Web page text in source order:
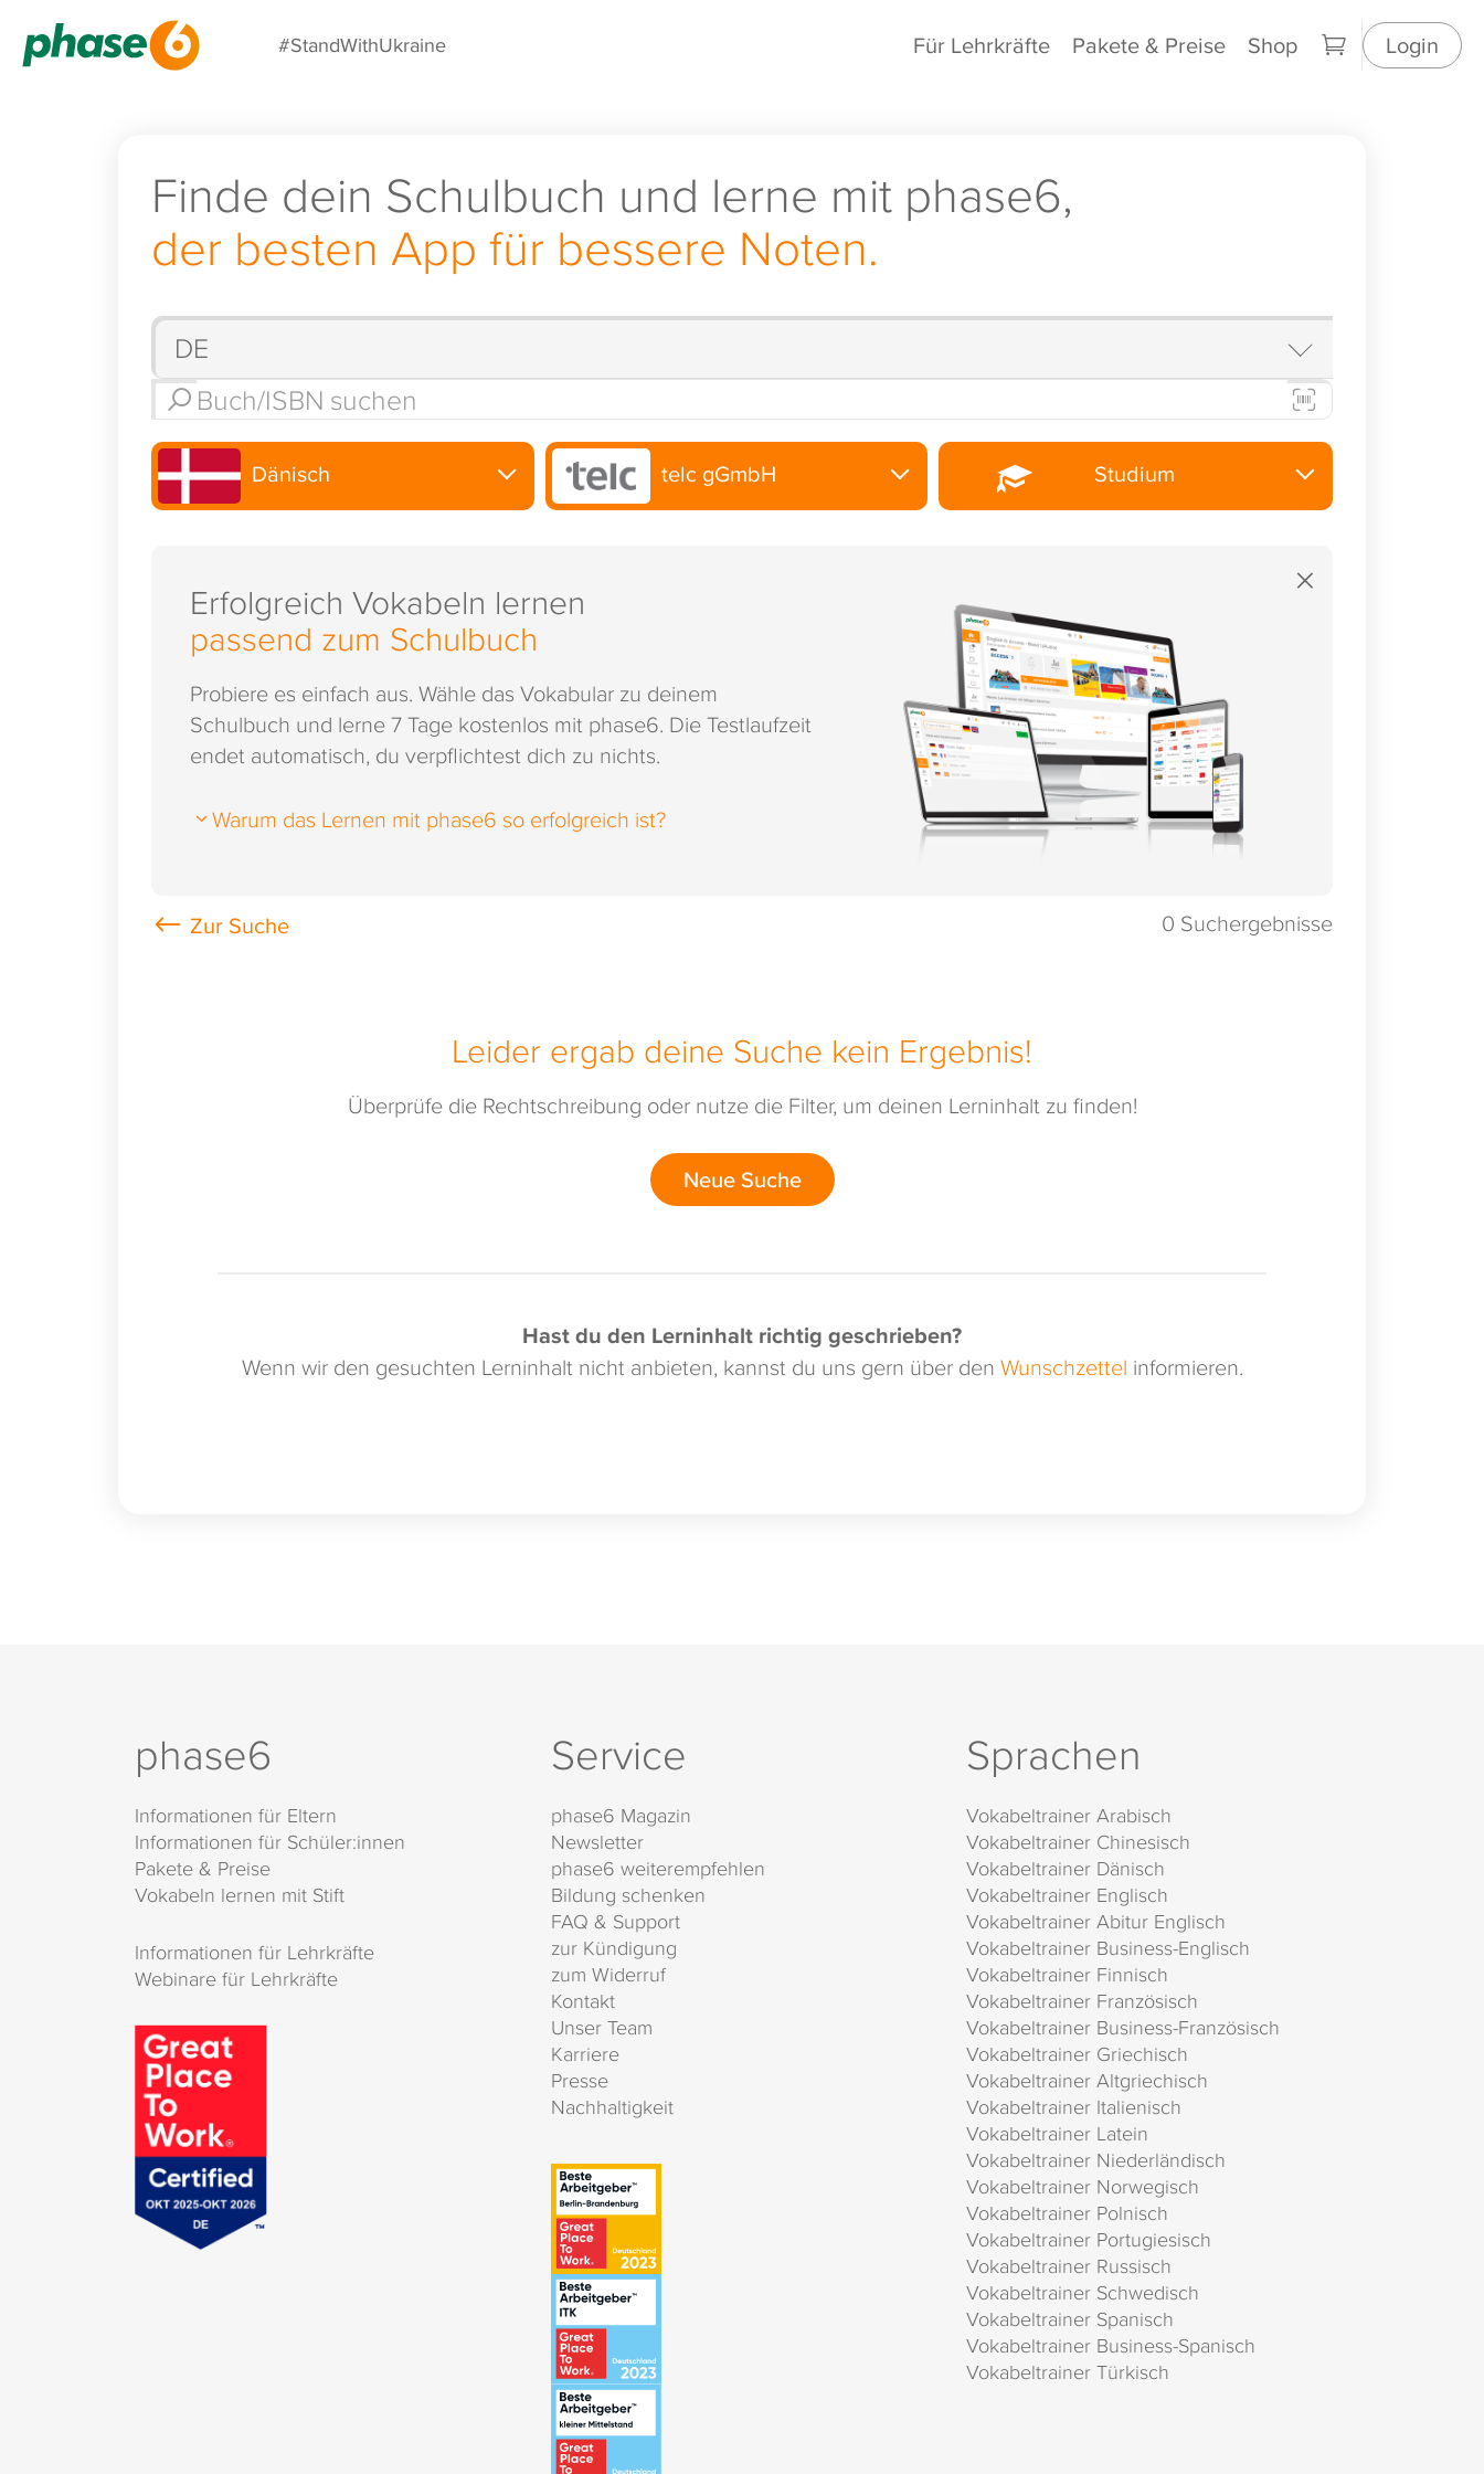
#StandWithUkraine Für Lehrkräfte Pakete & Preise Shop Login
Finde dein Schulbuch und lerne mit phase6,
der besten App für bessere Noten.
Dänisch telc gGmbH Studium
×
Erfolgreich Vokabeln lernen
passend zum Schulbuch
Probiere es einfach aus. Wähle das Vokabular zu deinem
Schulbuch und lerne 7 Tage kostenlos mit phase6. Die Testlaufzeit
endet automatisch, du verpflichtest dich zu nichts.
Warum das Lernen mit phase6 so erfolgreich ist?
0 Suchergebnisse
Leider ergab deine Suche kein Ergebnis!
Überprüfe die Rechtschreibung oder nutze die Filter, um deinen Lerninhalt zu finden!
Neue Suche
Hast du den Lerninhalt richtig geschrieben?
Wenn wir den gesuchten Lerninhalt nicht anbieten, kannst du uns gern über den Wunschzettel informieren.
phase6
Informationen für Eltern
Informationen für Schüler:innen
Pakete & Preise
Vokabeln lernen mit Stift
Informationen für Lehrkräfte
Webinare für Lehrkräfte
Service
phase6 Magazin
Newsletter
phase6 weiterempfehlen
Bildung schenken
FAQ & Support
zur Kündigung
zum Widerruf
Kontakt
Unser Team
Karriere
Presse
Nachhaltigkeit
Sprachen
Vokabeltrainer Arabisch
Vokabeltrainer Chinesisch
Vokabeltrainer Dänisch
Vokabeltrainer Englisch
Vokabeltrainer Abitur Englisch
Vokabeltrainer Business-Englisch
Vokabeltrainer Finnisch
Vokabeltrainer Französisch
Vokabeltrainer Business-Französisch
Vokabeltrainer Griechisch
Vokabeltrainer Altgriechisch
Vokabeltrainer Italienisch
Vokabeltrainer Latein
Vokabeltrainer Niederländisch
Vokabeltrainer Norwegisch
Vokabeltrainer Polnisch
Vokabeltrainer Portugiesisch
Vokabeltrainer Russisch
Vokabeltrainer Schwedisch
Vokabeltrainer Spanisch
Vokabeltrainer Business-Spanisch
Vokabeltrainer Türkisch